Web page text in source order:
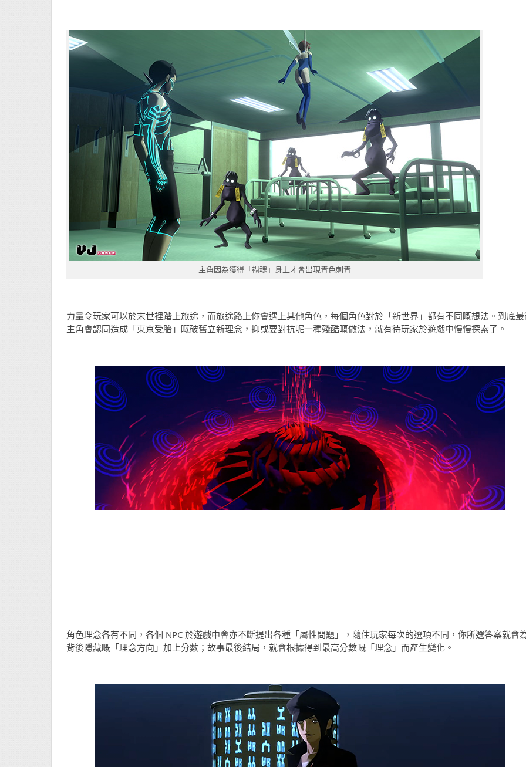
主角因為獲得「禍魂」身上才會出現青色刺青
力量令玩家可以於末世裡踏上旅途，而旅途路上你會遇上其他角色，每個角色對於「新世界」都有不同嘅想法。到底
主角會認同造成「東京受胎」嘅破舊立新理念，抑或要對抗呢一種殘酷嘅做法，就有待玩家於遊戲中慢慢探索了。
角色理念各有不同，各個 NPC 於遊戲中會亦不斷提出各種「屬性問題」，隨住玩家每次的選項不同，你所選答案就會
背後隱藏嘅「理念方向」加上分數；故事最後結局，就會根據得到最高分數嘅「理念」而產生變化。